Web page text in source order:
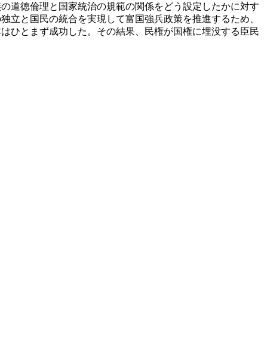
道徳倫理と国家統治の規範の関係をどう設定したかに対す
立と国民の統合を実現して富国強兵政策を推進するため、
ひとまず成功した。その結果、民権が国権に埋没する臣民